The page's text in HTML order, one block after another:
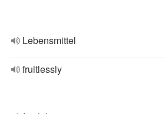
Lebensmittel
fruitlessly